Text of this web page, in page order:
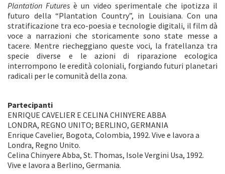
Plantation Futures è un video sperimentale che ipotizza il
futuro della “Plantation Country”, in Louisiana. Con una
stratificazione tra eco-poesia e tecnologie digitali, il film dà
voce a narrazioni che storicamente sono state messe a
tacere. Mentre riecheggiano queste voci, la fratellanza tra
specie diverse e le azioni di riparazione ecologica
interrompono le eredità coloniali, forgiando futuri planetari
radicali per le comunità della zona.
Partecipanti
ENRIQUE CAVELIER E CELINA CHINYERE ABBA
LONDRA, REGNO UNITO; BERLINO, GERMANIA
Enrique Cavelier, Bogota, Colombia, 1992. Vive e lavora a
Londra, Regno Unito.
Celina Chinyere Abba, St. Thomas, Isole Vergini Usa, 1992.
Vive e lavora a Berlino, Germania.